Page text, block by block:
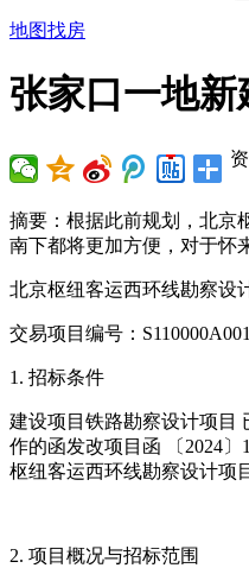
地图找房
张家口一地
摘要：根据此前规划，北京
南下都将更加方便，对于怀
北京枢纽客运西环线勘察设
交易项目编号：
1. 招标条件
建设项目铁路勘察设计项目
作的函发改项目函 〔2024
枢纽客运西环线勘察设计项
2. 项目概况与招标范围